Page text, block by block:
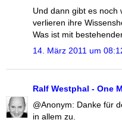
Und dann gibt es noch
verlieren ihre
Was ist mit
14. März 2011 um
Ralf Westphal - One
@Anonym: Danke für
in allem zu.